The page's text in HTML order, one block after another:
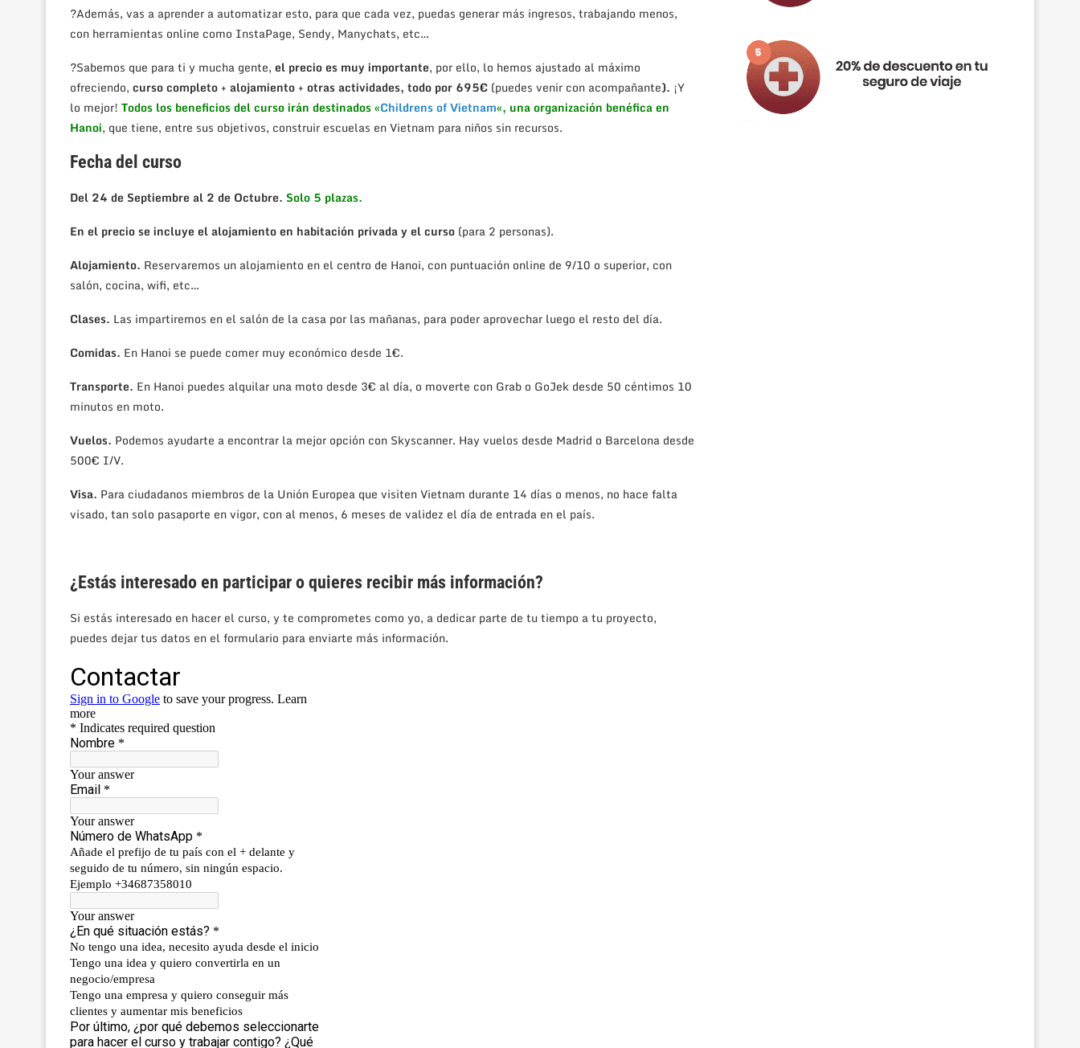
?Además, vas a aprender a automatizar esto, para que cada vez, puedas generar más ingresos, trabajando menos,
con herramientas online como InstaPage, Sendy, Manychats, etc…
?Sabemos que para ti y mucha gente, el precio es muy importante, por ello, lo hemos ajustado al máximo
ofreciendo, curso completo + alojamiento + otras actividades, todo por 695€ (puedes venir con acompañante). ¡Y
lo mejor! Todos los beneficios del curso irán destinados «Childrens of Vietnam«, una organización benéfica en
Hanoi, que tiene, entre sus objetivos, construir escuelas en Vietnam para niños sin recursos.
Fecha del curso
Del 24 de Septiembre al 2 de Octubre. Solo 5 plazas.
En el precio se incluye el alojamiento en habitación privada y el curso (para 2 personas).
Alojamiento. Reservaremos un alojamiento en el centro de Hanoi, con puntuación online de 9/10 o superior, con
salón, cocina, wifi, etc…
Clases. Las impartiremos en el salón de la casa por las mañanas, para poder aprovechar luego el resto del día.
Comidas. En Hanoi se puede comer muy económico desde 1€.
Transporte. En Hanoi puedes alquilar una moto desde 3€ al día, o moverte con Grab o GoJek desde 50 céntimos 10
minutos en moto.
Vuelos. Podemos ayudarte a encontrar la mejor opción con Skyscanner. Hay vuelos desde Madrid o Barcelona desde
500€ I/V.
Visa. Para ciudadanos miembros de la Unión Europea que visiten Vietnam durante 14 días o menos, no hace falta
visado, tan solo pasaporte en vigor, con al menos, 6 meses de validez el día de entrada en el país.
¿Estás interesado en participar o quieres recibir más información?
Si estás interesado en hacer el curso, y te comprometes como yo, a dedicar parte de tu tiempo a tu proyecto,
puedes dejar tus datos en el formulario para enviarte más información.